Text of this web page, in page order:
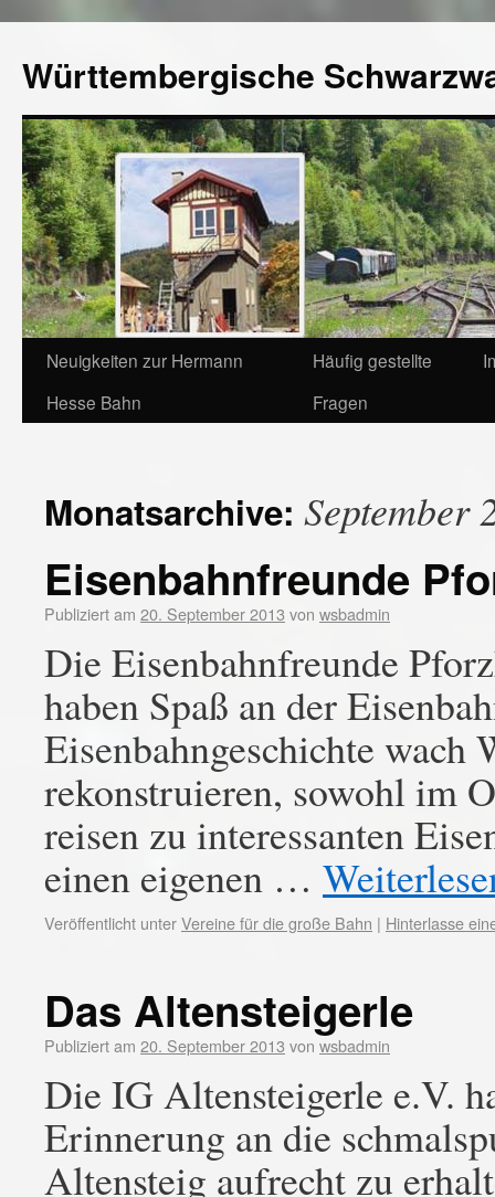
Württembergische
Neuigkeiten zur Hermann
Hesse Bahn
Häufig gestellte
Fragen
Monatsarchive: September
Eisenbahnfreunde
Publiziert am 20. September 2013 von wsbadmin
Die Eisenbahnfreunde
haben Spaß an der
Eisenbahngeschichte wach
rekonstruieren, sowohl im
reisen zu interessanten
einen eigenen …
Veröffentlicht unterVereine für die große Bahn | Hinterlasse
Das Altensteigerle
Publiziert am 20. September 2013 von wsbadmin
Die IG Altensteigerle e.V.
Erinnerung an die
Altensteig aufrecht zu